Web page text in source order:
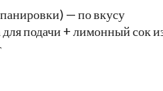
— по вкусу
подачи + лимонный сок